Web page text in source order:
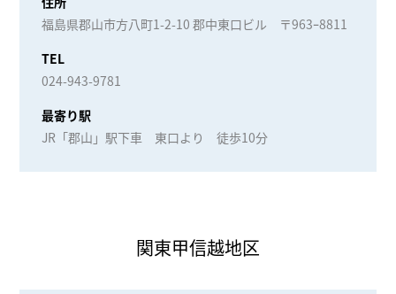
福島県郡山市方八町1-2-10 郡中東口ビル 〒963ｰ8811
TEL
024-943-9781
最寄り駅
JR「郡山」駅下車 東口より 徒歩10分
関東甲信越地区